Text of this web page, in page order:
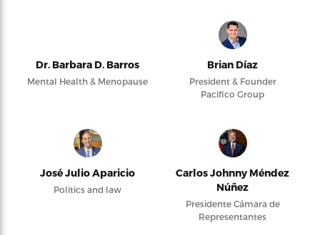
Dr. Barbara D. Barros
Mental Health & Menopause
Brian Díaz
President & Founder
Pacifico Group
José Julio Aparicio
Politics and law
Carlos Johnny Méndez
Núñez
Presidente Cámara de
Representantes